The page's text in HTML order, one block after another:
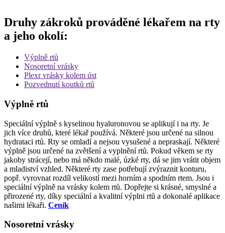
Druhy zákroků prováděné lékařem na rty
a jeho okolí:
Výplně rtů
Nosoretní vrásky
Plexr vrásky kolem úst
Pozvednutí koutků rtů
Výplně rtů
Speciální výplně s kyselinou hyaluronovou se aplikují i na rty. Je
jich více druhů, které lékař používá. Některé jsou určené na silnou
hydrataci rtů. Rty se omladí a nejsou vysušené a nepraskají. Některé
výplně jsou určené na zvětšení a vyplnění rtů. Pokud věkem se rty
jakoby strácejí, nebo má někdo malé, úzké rty, dá se jim vrátit objem
a mladiství vzhled. Některé rty zase potřebují zvýraznit konturu,
popř. vyrovnat rozdíl velikostí mezi horním a spodním rtem. Jsou i
speciální výplně na vrásky kolem rtů. Dopřejte si krásné, smyslné a
přirozené rty, díky speciální a kvalitní výplni rtů a dokonalé aplikace
našimi lékaři. Ceník
Nosoretní vrásky